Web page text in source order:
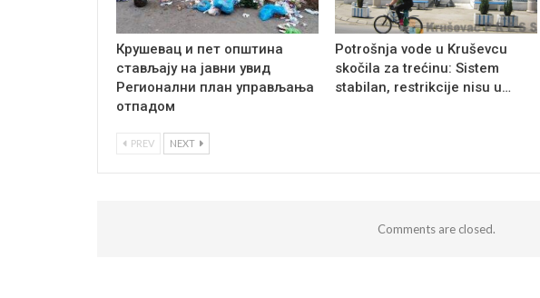
Крушевац и пет општина
стављају на јавни увид
Регионални план управљања
отпадом
Potrošnja vode u Kruševcu
skočila za trećinu: Sistem
stabilan, restrikcije nisu u…
PREV NEXT
Comments are closed.